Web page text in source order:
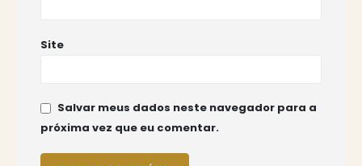
Site
Salvar meus dados neste navegador para a
próxima vez que eu comentar.